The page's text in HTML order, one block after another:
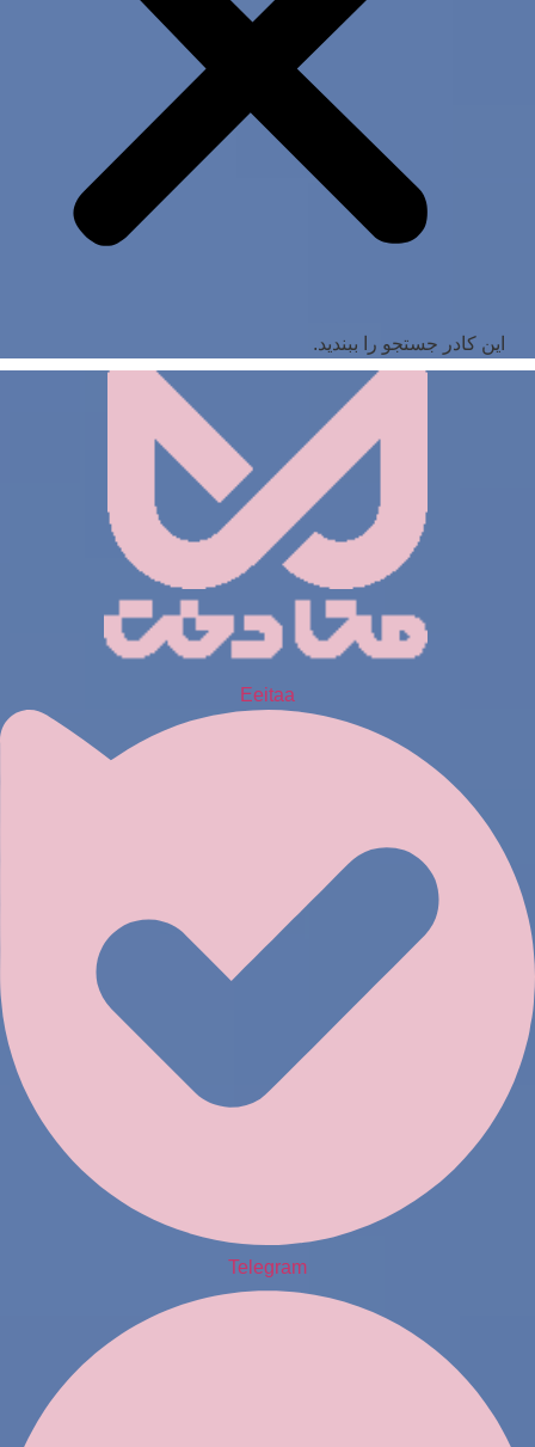
این کادر جستجو را ببندید.
Eeitaa
Telegram